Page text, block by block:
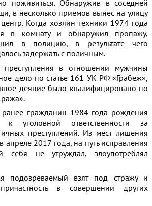
поживиться. Обнаружив в соседней
в несколько приемов вынес на улицу
Когда хозяин техники 1974 года
в комнату и обнаружил пропажу,
в полицию, в результате чего
задержать с поличным.
в отношении мужчины
дело по статье 161 УК РФ «Грабеж»,
деяние было квалифицировано по
ранее гражданин 1984 года рождения
к уголовной ответственности за
преступлений. Из мест лишения
2017 года, на путь исправления
себя не утруждал, злоупотреблял
подозреваемый взят под стражу и
в совершении других